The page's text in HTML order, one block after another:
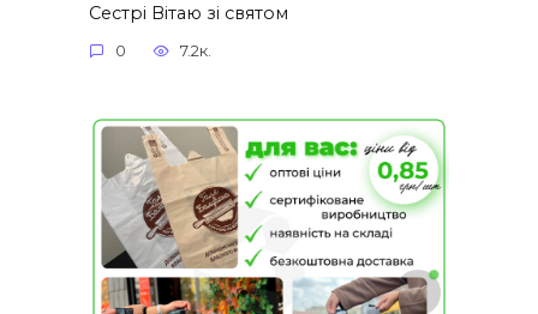
Сестрі Вітаю зі святом
0 7.2к.